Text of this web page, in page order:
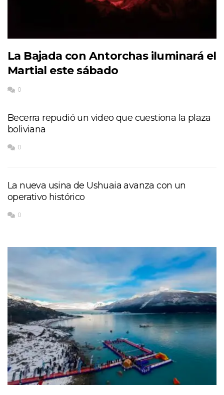
La Bajada con Antorchas iluminará el
Martial este sábado
0
Becerra repudió un video que cuestiona la plaza
boliviana
0
La nueva usina de Ushuaia avanza con un
operativo histórico
0